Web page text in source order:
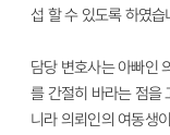
섭 할 수 있도록 하였습
담당 변호사는 아빠인
를 간절히 바라는 점을
니라 의뢰인의 여동생